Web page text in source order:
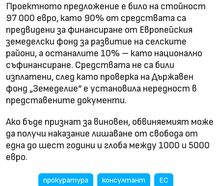
Проектното предложение е било на стойност
97 000 евро, като 90% от средствата са
предвидени за финансиране от Европейския
земеделски фонд за развитие на селските
райони, а останалите 10% – като национално
съфинансиране. Средствата не са били
изплатени, след като проверка на Държавен
фонд „Земеделие“ е установила нередност в
представените документи.
Ако бъде признат за виновен, обвиняемият може
да получи наказание лишаване от свобода от
една до шест години и глоба между 1000 и 5000
евро.
прокуратура консултант
ЕС